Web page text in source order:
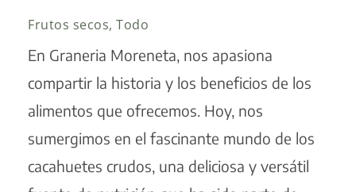
Frutos secos, Todo
En Graneria Moreneta, nos apasiona
compartir la historia y los beneficios de los
alimentos que ofrecemos. Hoy, nos
sumergimos en el fascinante mundo de los
cacahuetes crudos, una deliciosa y versátil